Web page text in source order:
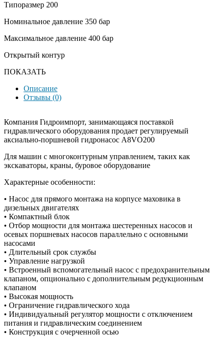
Типоразмер 200
Номинальное давление 350 бар
Максимальное давление 400 бар
Открытый контур
ПОКАЗАТЬ
Описание
Отзывы (0)
Компания Гидроимпорт, занимающаяся поставкой
гидравлического оборудования продает регулируемый
аксиально-поршневой гидронасос A8VO200
Для машин с многоконтурным управлением, таких как
экскаваторы, краны, буровое оборудование
Характерные особенности:
• Насос для прямого монтажа на корпусе маховика в
дизельных двигателях
• Компактный блок
• Отбор мощности для монтажа шестеренных насосов и
осевых поршневых насосов параллельно с основными
насосами
• Длительный срок службы
• Управление нагрузкой
• Встроенный вспомогательный насос с предохранительным
клапаном, опционально с дополнительным редукционным
клапаном
• Высокая мощность
• Ограничение гидравлического хода
• Индивидуальный регулятор мощности с отключением
питания и гидравлическим соединением
• Конструкция с очерченной осью